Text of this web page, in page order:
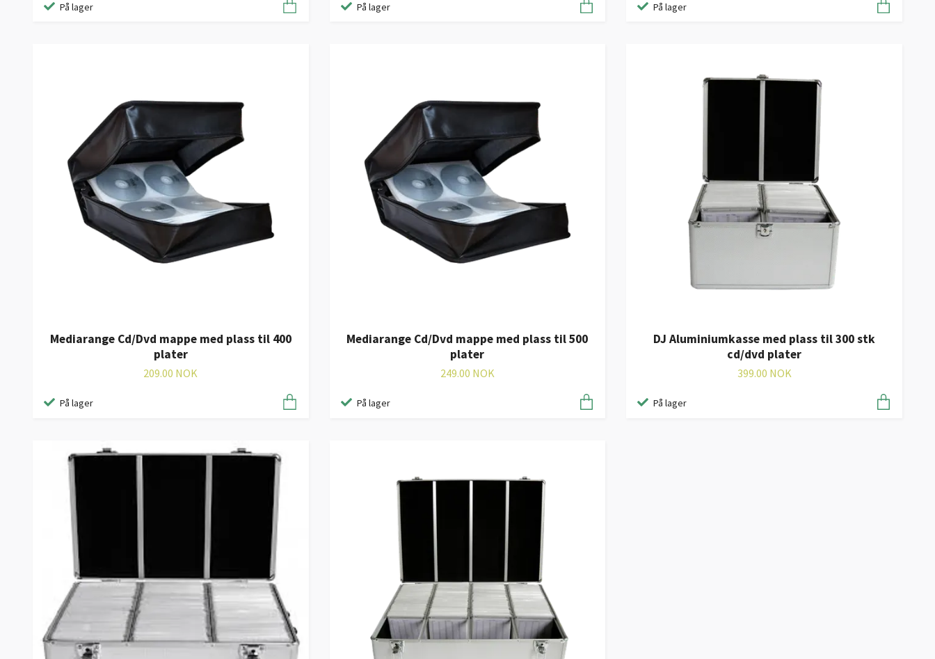
På lager På lager På lager
Mediarange Cd/Dvd mappe med plass til 400
plater
209.00 NOK
På lager
Mediarange Cd/Dvd mappe med plass til 500
plater
249.00 NOK
På lager
DJ Aluminiumkasse med plass til 300 stk
cd/dvd plater
399.00 NOK
På lager